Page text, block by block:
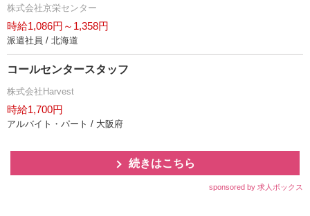
株式会社京栄センター
時給1,086円～1,358円
派遣社員 / 北海道
コールセンタースタッフ
株式会社Harvest
時給1,700円
アルバイト・パート / 大阪府
続きはこちら
sponsored by 求人ボックス